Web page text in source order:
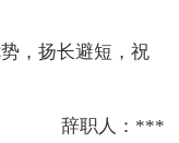
，扬长避短，祝
辞职人：***